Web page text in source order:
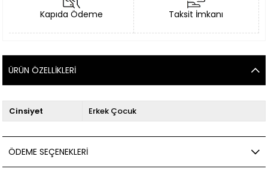
Kapıda Ödeme Taksit İmkanı
ÜRÜN ÖZELLIKLERI
Cinsiyet Erkek Çocuk
ÖDEME SEÇENEKLERI